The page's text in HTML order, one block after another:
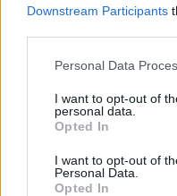
Downstream Participants
Personal Data
I want to opt-out of
personal data.
Opted In
I want to opt-out of
Personal Data.
Opted In